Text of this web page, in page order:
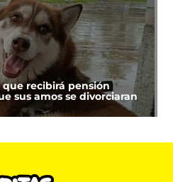
recibirá pensión
sus amos se divorciaran